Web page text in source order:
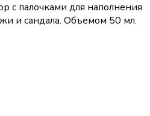
с палочками для наполнения
и сандала. Объемом 50 мл.